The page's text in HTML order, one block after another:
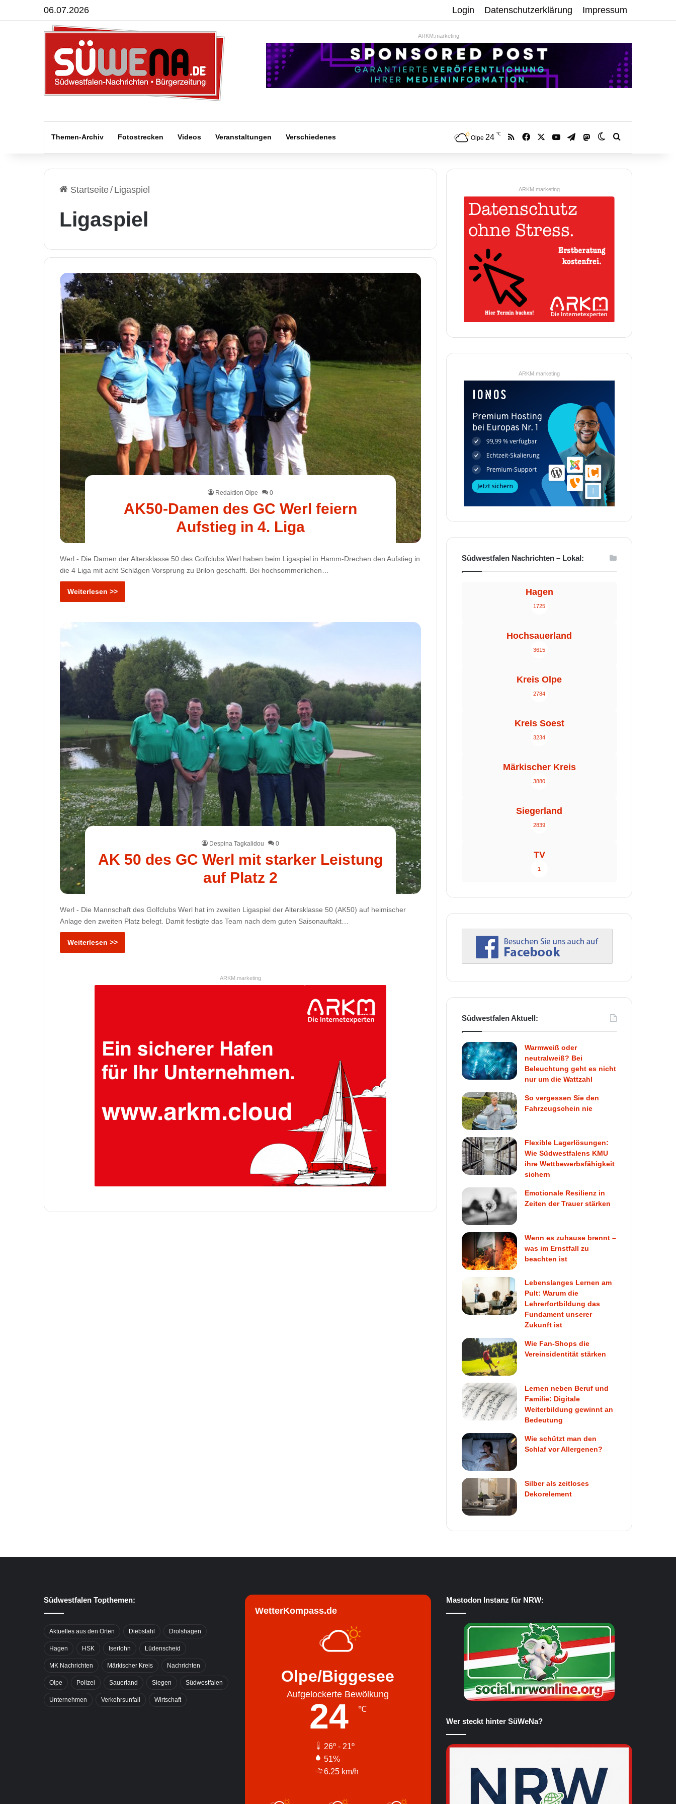
06.07.2026 Login Datenschutzerklärung Impressum
ARKM.marketing
Themen-Archiv Fotostrecken Videos Veranstaltungen Verschiedenes Olpe 24 ℃ RSS Facebook YouTubeTelegramMastodonSkin umschalten
Startseite/ Ligaspiel
Ligaspiel
Redaktion Olpe 0
AK50-Damen des GC Werl feiern
Aufstieg in 4. Liga
Werl - Die Damen der Altersklasse 50 des Golfclubs Werl haben beim Ligaspiel in Hamm-Drechen den Aufstieg in
die 4 Liga mit acht Schlägen Vorsprung zu Brilon geschafft. Bei hochsommerlichen…
Weiterlesen >>
Despina Tagkalidou 0
AK 50 des GC Werl mit starker Leistung
auf Platz 2
Werl - Die Mannschaft des Golfclubs Werl hat im zweiten Ligaspiel der Altersklasse 50 (AK50) auf heimischer
Anlage den zweiten Platz belegt. Damit festigte das Team nach dem guten Saisonauftakt…
Weiterlesen >>
ARKM.marketing
ARKM.marketing
ARKM.marketing
Südwestfalen Nachrichten – Lokal:
Hagen
1725
Hochsauerland
3615
Kreis Olpe
2784
Kreis Soest
3234
Märkischer Kreis
3880
Siegerland
2839
TV
1
Südwestfalen Aktuell:
Warmweiß oder
neutralweiß? Bei
Beleuchtung geht es nicht
nur um die Wattzahl
So vergessen Sie den
Fahrzeugschein nie
Flexible Lagerlösungen:
Wie Südwestfalens KMU
ihre Wettbewerbsfähigkeit
sichern
Emotionale Resilienz in
Zeiten der Trauer stärken
Wenn es zuhause brennt –
was im Ernstfall zu
beachten ist
Lebenslanges Lernen am
Pult: Warum die
Lehrerfortbildung das
Fundament unserer
Zukunft ist
Wie Fan-Shops die
Vereinsidentität stärken
Lernen neben Beruf und
Familie: Digitale
Weiterbildung gewinnt an
Bedeutung
Wie schützt man den
Schlaf vor Allergenen?
Silber als zeitloses
Dekorelement
Südwestfalen Topthemen:
Aktuelles aus den Orten Diebstahl Drolshagen
Hagen HSK Iserlohn Lüdenscheid
MK Nachrichten Märkischer Kreis Nachrichten
Olpe Polizei Sauerland Siegen Südwestfalen
Unternehmen Verkehrsunfall Wirtschaft
WetterKompass.de
Olpe/Biggesee
Aufgelockerte Bewölkung
24 ℃
26º - 21º
51%
6.25 km/h
Mastodon Instanz für NRW:
Wer steckt hinter SüWeNa?